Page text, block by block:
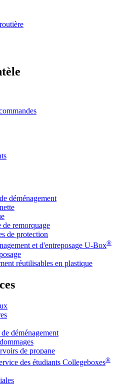
déménagement
remorquage
de protection
et d'entreposage U-Box®
réutilisables en plastique
déménagement
de propane
des étudiants Collegeboxes®